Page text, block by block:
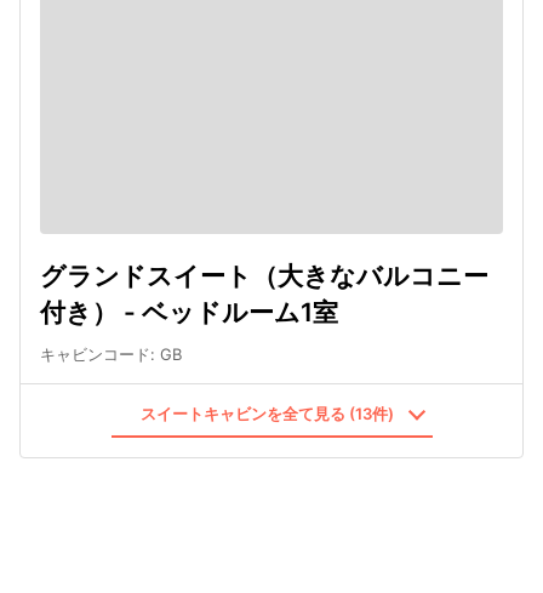
グランドスイート（大きなバルコニー
付き） - ベッドルーム1室
キャビンコード: GB
スイートキャビンを全て見る (13件)